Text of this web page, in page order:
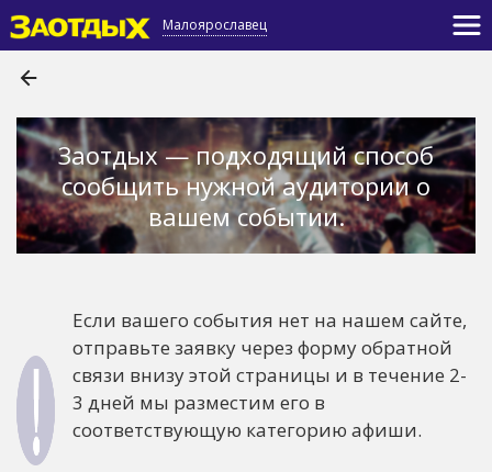
Малоярославец
Заотдых — подходящий способ
сообщить нужной аудитории о
вашем событии.
Если вашего события нет на нашем сайте,
отправьте заявку через форму обратной
связи внизу этой страницы и в течение 2-
3 дней мы разместим его в
соответствующую категорию афиши.